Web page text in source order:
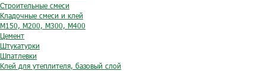
Строительные смеси
Кладочные смеси и клей
М150, М200, М300, М400
Цемент
Штукатурки
Шпатлевки
Клей для утеплителя, базовый слой